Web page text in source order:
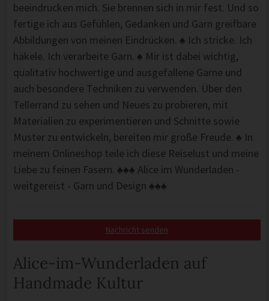
beeindrucken mich. Sie brennen sich in mir fest. Und so
fertige ich aus Gefühlen, Gedanken und Garn greifbare
Abbildungen von meinen Eindrücken. ♠ Ich stricke. Ich
häkele. Ich verarbeite Garn. ♠ Mir ist dabei wichtig,
qualitativ hochwertige und ausgefallene Garne und
auch besondere Techniken zu verwenden. Über den
Tellerrand zu sehen und Neues zu probieren, mit
Materialien zu experimentieren und Schnitte sowie
Muster zu entwickeln, bereiten mir große Freude. ♠ In
meinem Onlineshop teile ich diese Reiselust und meine
Liebe zu feinen Fasern. ♠♠♠ Alice im Wunderladen -
weitgereist - Garn und Design ♠♠♠
Nachricht senden
Alice-im-Wunderladen auf
Handmade Kultur